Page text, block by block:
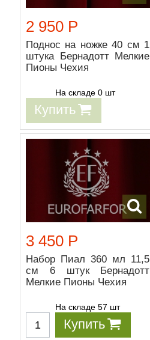
2 950 Р
Поднос на ножке 40 см 1
штука Бернадотт Мелкие
Пионы Чехия
На складе 0 шт
Купить
3 450 Р
Набор Пиал 360 мл 11,5
см 6 штук Бернадотт
Мелкие Пионы Чехия
На складе 57 шт
Купить